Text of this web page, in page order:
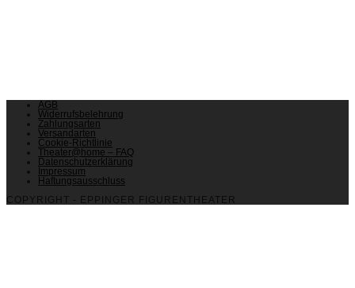
AGB
Widerrufsbelehrung
Zahlungsarten
Versandarten
Cookie-Richtlinie
Theater@home – FAQ
Datenschutzerklärung
Impressum
Haftungsausschluss
COPYRIGHT - EPPINGER FIGURENTHEATER